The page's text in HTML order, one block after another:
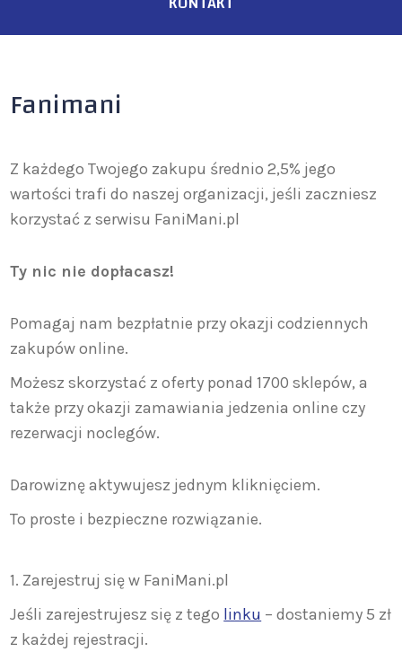
Fanimani
Z każdego Twojego zakupu średnio 2,5% jego
wartości trafi do naszej organizacji, jeśli zaczniesz
korzystać z serwisu FaniMani.pl
Ty nic nie dopłacasz!
Pomagaj nam bezpłatnie przy okazji codziennych
zakupów online.
Możesz skorzystać z oferty ponad 1700 sklepów, a
także przy okazji zamawiania jedzenia online czy
rezerwacji noclegów.
Darowiznę aktywujesz jednym kliknięciem.
To proste i bezpieczne rozwiązanie.
1. Zarejestruj się w FaniMani.pl
Jeśli zarejestrujesz się z tego linku – dostaniemy 5 zł
z każdej rejestracji.